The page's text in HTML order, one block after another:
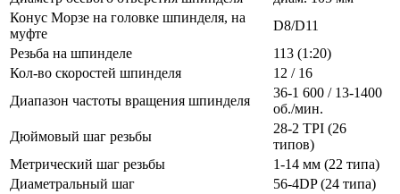
Конус Морзе на головке шпинделя, на
муфте
D8/D11
Резьба на шпинделе
113 (1:20)
Кол-во скоростей шпинделя
12 / 16
Диапазон частоты вращения шпинделя
36-1 600 / 13-1400
об./мин.
Дюймовый шаг резьбы
28-2 TPI (26
типов)
Метрический шаг резьбы
1-14 мм (22 типа)
Диаметральный шаг
56-4DP (24 типа)